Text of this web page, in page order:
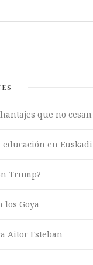
que no cesan
en Euskadi
Trump?
los Goya
Aitor Esteban